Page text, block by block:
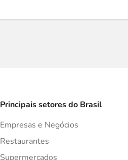
Principais setores do Brasil
Empresas e Negócios
Restaurantes
Supermercados